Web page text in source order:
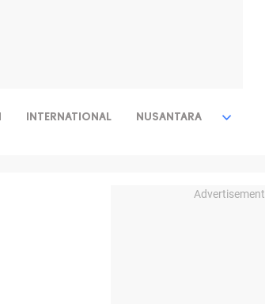
INTERNATIONAL NUSANTARA
Advertisement